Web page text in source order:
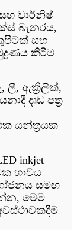
වාර්නිෂ්
බැනරය,
සහ
කිරීම
ලී, ඇක්‍රිලික්,
දෘඩ පත්‍ර
යන්ත්‍රයක
inkjet
භාවය
සමඟ
මෙම